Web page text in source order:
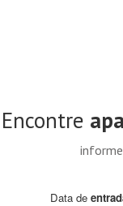
Encontre
Data de